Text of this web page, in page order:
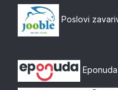
Poslovi
Eponuda